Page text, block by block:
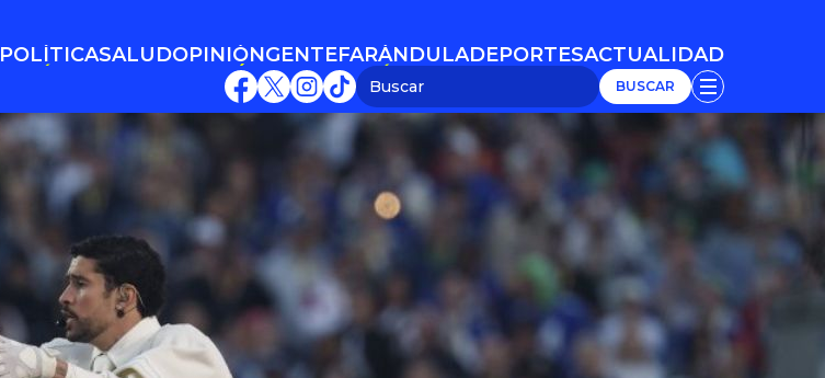
POLÍTICASALUDOPINIÓN
OPINIÓN
GENTE
GENTE
FARÁNDULA
FARÁNDULA
DEPORTESACTUALIDAD
ACTUALIDAD